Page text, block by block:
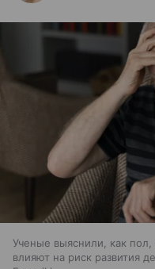
Ученые выяснили, как пол,
влияют на риск развития